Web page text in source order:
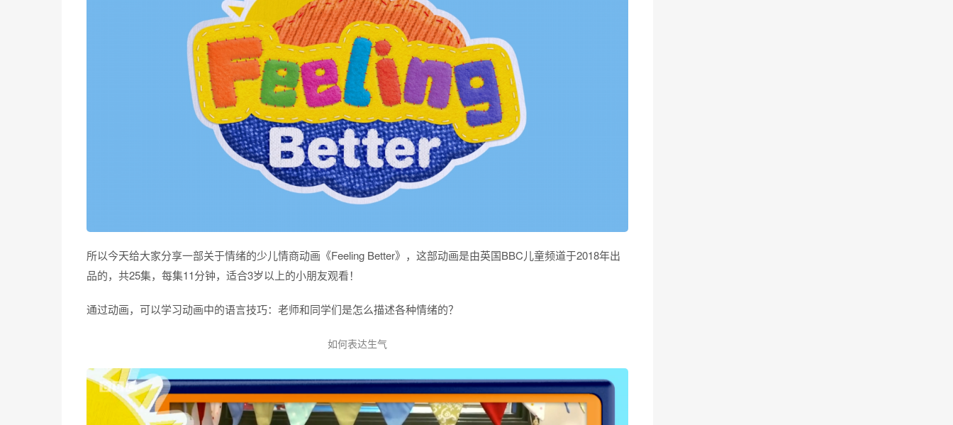
所以今天给大家分享一部关于情绪的少儿情商动画《Feeling Better》，这部动画是由英国BBC儿童频道于2018年出
品的，共25集，每集11分钟，适合3岁以上的小朋友观看！
通过动画，可以学习动画中的语言技巧：老师和同学们是怎么描述各种情绪的？
如何表达生气